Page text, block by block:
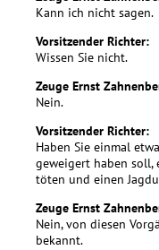
Kann ich nicht sagen.
Vorsitzender Richter:
Wissen Sie nicht.
Zeuge Ernst
Nein.
Vorsitzender Richter:
Haben Sie einmal
geweigert haben soll,
töten und einen
Zeuge Ernst
Nein, von diesen
bekannt.